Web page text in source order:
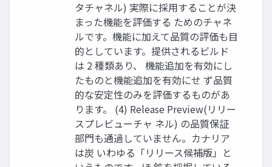
タチャネル) 実際に採用することが決
まった機能を評価する ためのチャネ
ルです。機能に加えて品質の評価も目
的としています。提供されるビルド
は 2 種類あり、 機能追加を有効にし
たものと機能追加を有効にせ ず品質
的な安定性のみを評価するものがあ
ります。 (4) Release Preview(リリー
スプレビューチャ ネル) の品質保証
部門も通過していません。カナリア
は炭 いわゆる「リリース候補版」と